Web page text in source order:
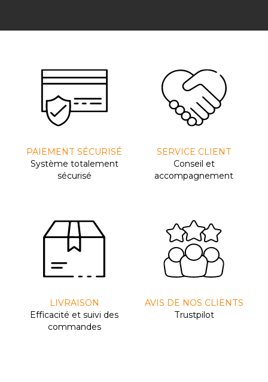
PAIEMENT SÉCURISÉ
Système totalement
sécurisé
SERVICE CLIENT
Conseil et
accompagnement
LIVRAISON
Efﬁcacité et suivi des
commandes
AVIS DE NOS CLIENTS
Trustpilot